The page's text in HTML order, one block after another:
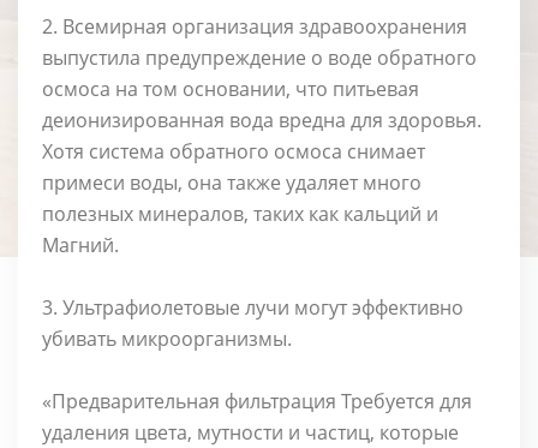
2. Всемирная организация здравоохранения
выпустила предупреждение о воде обратного
осмоса на том основании, что питьевая
деионизированная вода вредна для здоровья.
Хотя система обратного осмоса снимает
примеси воды, она также удаляет много
полезных минералов, таких как кальций и
Магний.
3. Ультрафиолетовые лучи могут эффективно
убивать микроорганизмы.
«Предварительная фильтрация Требуется для
удаления цвета, мутности и частиц, которые